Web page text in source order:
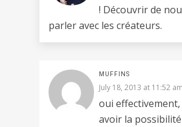
! Découvrir de
parler avec les créateurs.
MUFFINS
July 18, 2013 at 11:52 am
oui
avoir la